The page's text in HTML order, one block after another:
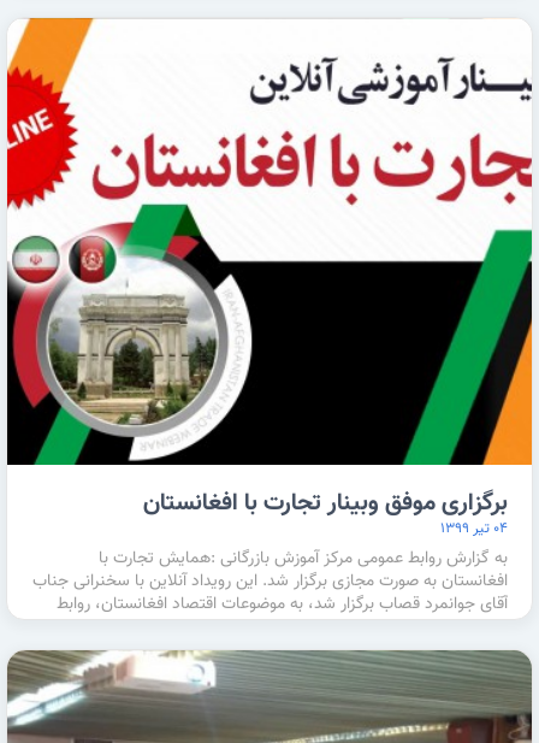
برگزاری موفق وبینار تجارت با افغانستان
۰۴ تیر ۱۳۹۹
به گزارش روابط عمومی مرکز آموزش بازرگانی :همایش تجارت با
افغانستان به صورت مجازی برگزار شد. این رویداد آنلاین با سخنرانی جناب
آقای جوانمرد قصاب برگزار شد، به موضوعات اقتصاد افغانستان، روابط
تجاری …